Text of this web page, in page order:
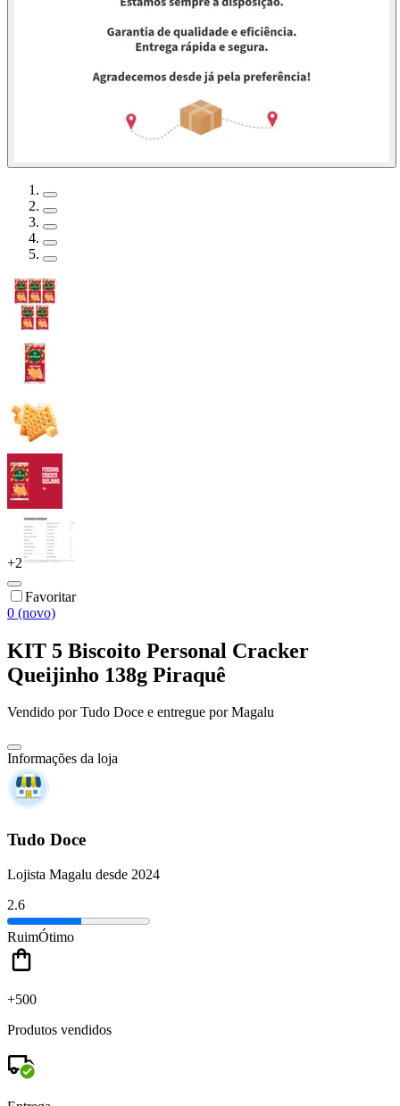
+2
Favoritar
0 (novo)
KIT 5 Biscoito Personal Cracker
Queijinho 138g Piraquê
Vendido porTudo Doce e entregue por Magalu
Informações da loja
Tudo Doce
Lojista Magalu desde 2024
2.6
RuimÓtimo
+500
Produtos vendidos